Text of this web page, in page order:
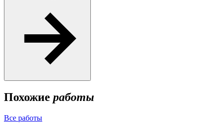
Похожие работы
Все работы